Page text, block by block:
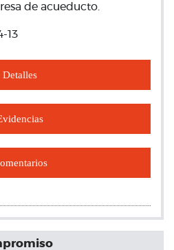
de acueducto.
13
Detalles